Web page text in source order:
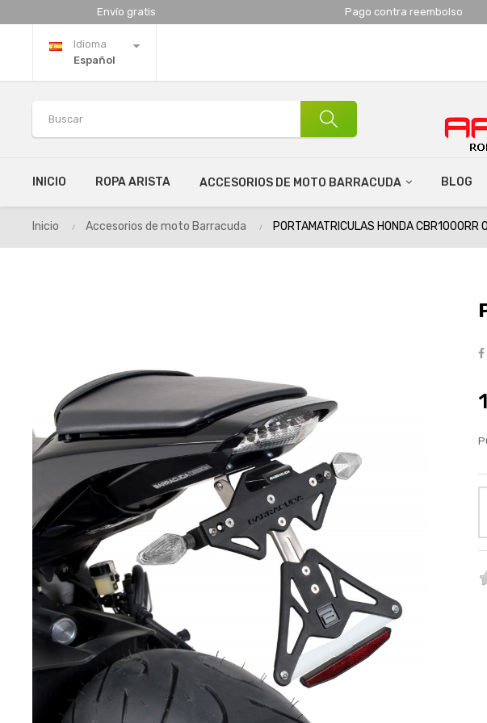
Envío gratis Pago contra reembolso
Idioma
Español
INICIO ROPA ARISTA ACCESORIOS DE MOTO BARRACUDA BLOG
Inicio Accesorios de moto Barracuda PORTAMATRICULAS HONDA CBR1000RR